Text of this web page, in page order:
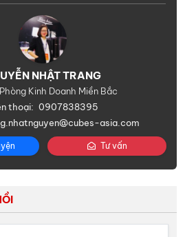
NHẬT TRANG
Kinh Doanh Miền Bắc
thoại: 0907838395
asia.com
Tư vấn